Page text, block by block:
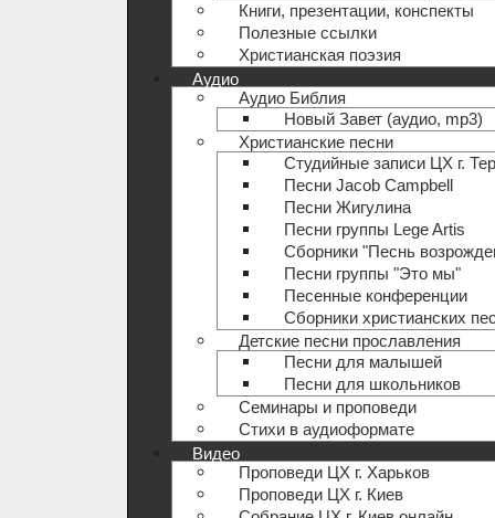
Книги, презентации, конспекты
Полезные ccылки
Христианская поэзия
Аудио
Аудио Библия
Новый Завет (аудио, mp3)
Христианские песни
Студийные записи ЦХ г.
Песни Jacob Campbell
Песни Жигулина
Песни группы Lege Artis
Сборники "Песнь
Песни группы "Это мы"
Песенные конференции
Сборники христианских
Детские песни прославления
Песни для малышей
Песни для школьников
Семинары и проповеди
Стихи в аудиоформате
Видео
Проповеди ЦХ г. Харьков
Проповеди ЦХ г. Киев